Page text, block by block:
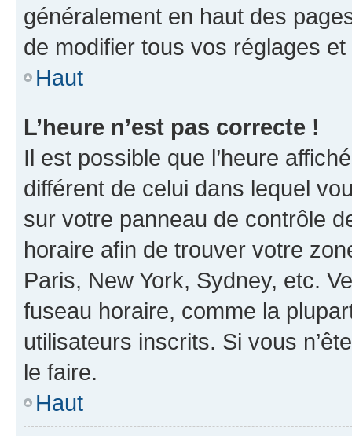
généralement en haut des
de modifier tous vos réglages
Haut
L’heure n’est pas correcte !
Il est possible que l’heure
différent de celui dans lequel
sur votre panneau de contrôle
horaire afin de trouver votre
Paris, New York, Sydney, etc.
fuseau horaire, comme la
utilisateurs inscrits. Si vous
le faire.
Haut